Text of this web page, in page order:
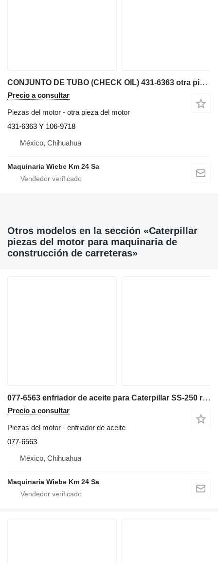
CONJUNTO DE TUBO (CHECK OIL) 431-6363 otra pieza del motor para Caterpillar AP600F, AP655F extendedora de asfalto
Precio a consultar
Piezas del motor - otra pieza del motor
431-6363 Y 106-9718
México, Chihuahua
Maquinaria Wiebe Km 24 Sa
Otros modelos en la sección «Caterpillar
piezas del motor para maquinaria de
construcción de carreteras»
077-6563 enfriador de aceite para Caterpillar SS-250 recicladora
Precio a consultar
Piezas del motor - enfriador de aceite
077-6563
México, Chihuahua
Maquinaria Wiebe Km 24 Sa